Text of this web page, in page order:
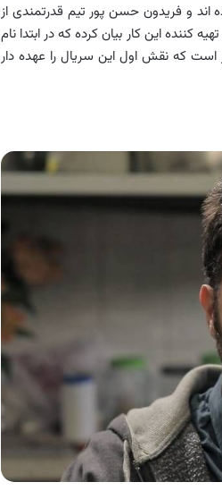
اند و فریدون حسن پور تیم قدرتمندی از
کننده این کار بیان کرده که در ابتدا نام
است که نقش اول این سریال را عهده دار